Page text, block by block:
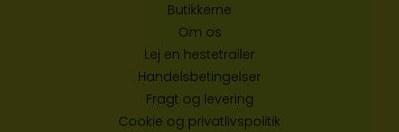
Butikkerne
Om os
Lej en hestetrailer
Handelsbetingelser
Fragt og levering
Cookie og privatlivspolitik